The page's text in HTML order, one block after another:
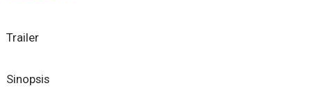
Trailer
Sinopsis